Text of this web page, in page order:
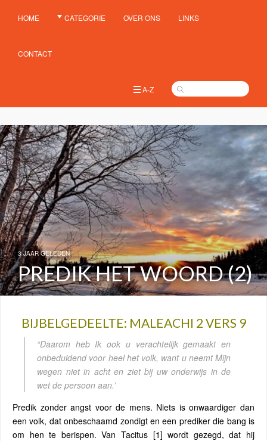
HOME CATEGORIE OVER ONS LINKS
CONTACT
A-Z
3 JAAR GELEDEN
PREDIK HET WOORD (2)
BIJBELGEDEELTE: MALEACHI 2 VERS 9
“Daarom heb Ik ook u verachtelijk gemaakt en
onbeduidend voor heel het volk, want u neemt Mijn
wegen niet in acht en ziet bij uw onderwijs in de
wet de persoon aan.’
Predik zonder angst voor de mens. Niets is onwaardiger dan
een volk, dat onbeschaamd zondigt en een prediker die bang is
om hen te berispen. Van Tacitus [1] wordt gezegd, dat hij